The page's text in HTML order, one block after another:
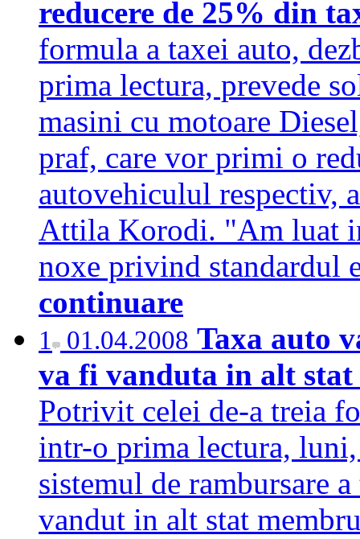
reducere de 25% din
formula a taxei auto,
prima lectura, prevede
masini cu motoare
praf, care vor primi o
autovehiculul respectiv,
Attila Korodi. "Am luat
noxe privind standardul
continuare
1 01.04.2008 Taxa auto
va fi vanduta in alt
Potrivit celei de-a treia
intr-o prima lectura,
sistemul de rambursare
vandut in alt stat